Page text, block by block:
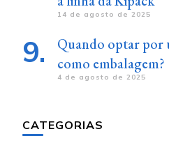
14 de agosto de 2025
Quando optar por
como embalagem?
4 de agosto de 2025
CATEGORIAS